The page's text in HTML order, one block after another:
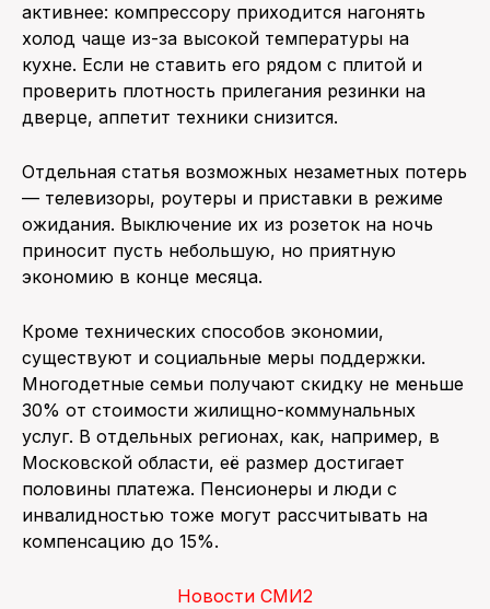
активнее: компрессору приходится нагонять
холод чаще из-за высокой температуры на
кухне. Если не ставить его рядом с плитой и
проверить плотность прилегания резинки на
дверце, аппетит техники снизится.
Отдельная статья возможных незаметных потерь
— телевизоры, роутеры и приставки в режиме
ожидания. Выключение их из розеток на ночь
приносит пусть небольшую, но приятную
экономию в конце месяца.
Кроме технических способов экономии,
существуют и социальные меры поддержки.
Многодетные семьи получают скидку не меньше
30% от стоимости жилищно-коммунальных
услуг. В отдельных регионах, как, например, в
Московской области, её размер достигает
половины платежа. Пенсионеры и люди с
инвалидностью тоже могут рассчитывать на
компенсацию до 15%.
Новости СМИ2